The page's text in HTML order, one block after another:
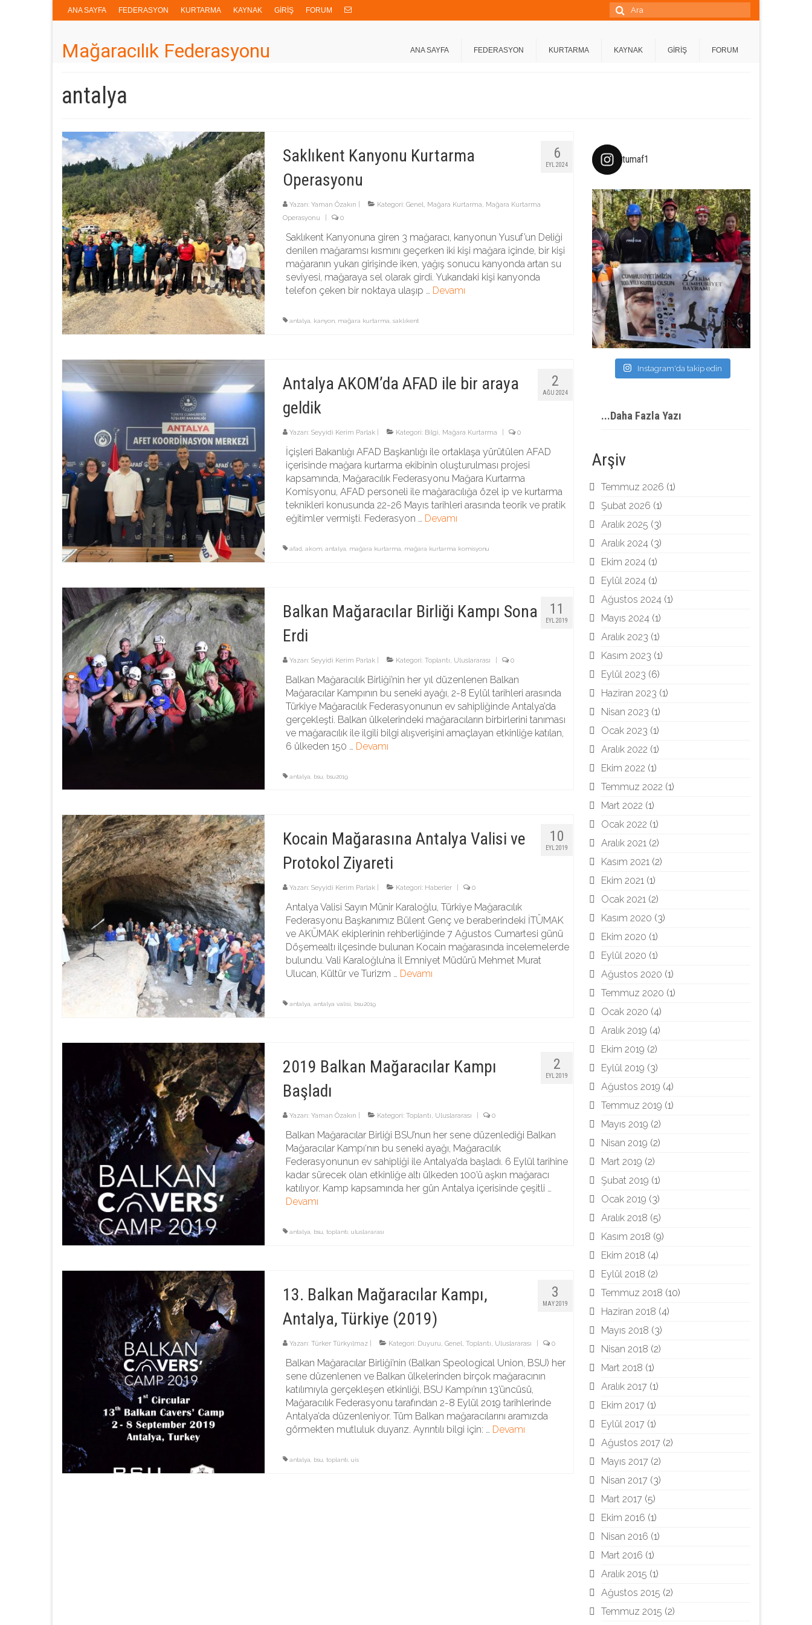
ANA SAYFA FEDERASYON KURTARMA KAYNAK GİRİŞ FORUM
Şunu
ara:
Mağaracılık Federasyonu ANA SAYFA FEDERASYON KURTARMA KAYNAK GİRİŞ FORUM
antalya
6
EYL 2024
Saklıkent Kanyonu Kurtarma
Operasyonu
Yazarı: Yaman Özakın Kategori: Genel, Mağara Kurtarma, Mağara Kurtarma
Operasyonu
0
Saklıkent Kanyonuna giren 3 mağaracı, kanyonun Yusuf’un Deliği
denilen mağaramsı kısmını geçerken iki kişi mağara içinde, bir kişi
mağaranın yukarı girişinde iken, yağış sonucu kanyonda artan su
seviyesi, mağaraya sel olarak girdi. Yukarıdaki kişi kanyonda
telefon çeken bir noktaya ulaşıp … Devamı
antalya kanyon, mağara kurtarma saklıkent
2
AĞU 2024
Antalya AKOM’da AFAD ile bir araya
geldik
Yazarı: Seyyidi Kerim Parlak| Kategori: Bilgi, Mağara Kurtarma 0
İçişleri Bakanlığı AFAD Başkanlığı ile ortaklaşa yürütülen AFAD
içerisinde mağara kurtarma ekibinin oluşturulması projesi
kapsamında, Mağaracılık Federasyonu Mağara Kurtarma
Komisyonu, AFAD personeli ile mağaracılığa özel ip ve kurtarma
teknikleri konusunda 22-26 Mayıs tarihleri arasında teorik ve pratik
eğitimler vermişti. Federasyon … Devamı
afad akom, antalya mağara kurtarma mağara kurtarma komisyonu
11
EYL 2019
Balkan Mağaracılar Birliği Kampı Sona
Erdi
Yazarı: Seyyidi Kerim Parlak| Kategori: Toplantı Uluslararası 0
Balkan Mağaracılık Birliği’nin her yıl düzenlenen Balkan
Mağaracılar Kampının bu seneki ayağı, 2-8 Eylül tarihleri arasında
Türkiye Mağaracılık Federasyonunun ev sahipliğinde Antalya’da
gerçekleşti. Balkan ülkelerindeki mağaracıların birbirlerini tanıması
ve mağaracılık ile ilgili bilgi alışverişini amaçlayan etkinliğe katılan,
6 ülkeden 150 … Devamı
antalya bsu bsu2019
10
EYL 2019
Kocain Mağarasına Antalya Valisi ve
Protokol Ziyareti
Yazarı: Seyyidi Kerim Parlak| Kategori: Haberler 0
Antalya Valisi Sayın Münir Karaloğlu, Türkiye Mağaracılık
Federasyonu Başkanımız Bülent Genç ve beraberindeki İTÜMAK
ve AKÜMAK ekiplerinin rehberliğinde 7 Ağustos Cumartesi günü
Döşemealtı ilçesinde bulunan Kocain mağarasında incelemelerde
bulundu. Vali Karaloğlu’na İl Emniyet Müdürü Mehmet Murat
Ulucan, Kültür ve Turizm … Devamı
antalya, antalya valisi, bsu2019
2
EYL 2019
2019 Balkan Mağaracılar Kampı
Başladı
Yazarı: Yaman Özakın Kategori: Toplantı, Uluslararası 0
Balkan Mağaracılar Birliği BSU’nun her sene düzenlediği Balkan
Mağaracılar Kampı‘nın bu seneki ayağı, Mağaracılık
Federasyonunun ev sahipliği ile Antalya’da başladı. 6 Eylül tarihine
kadar sürecek olan etkinliğe altı ülkeden 100’ü aşkın mağaracı
katılıyor. Kamp kapsamında her gün Antalya içerisinde çeşitli …
Devamı
antalya bsu toplantı uluslararası
3
MAY 2019
13. Balkan Mağaracılar Kampı,
Antalya, Türkiye (2019)
Yazarı: Türker Türkyılmaz| Kategori: Duyuru, Genel, Toplantı, Uluslararası 0
Balkan Mağaracılar Birliği’nin (Balkan Speological Union, BSU) her
sene düzenlenen ve Balkan ülkelerinden birçok mağaracının
katılımıyla gerçekleşen etkinliği, BSU Kampı’nın 13’üncüsü,
Mağaracılık Federasyonu tarafından 2-8 Eylül 2019 tarihlerinde
Antalya’da düzenleniyor. Tüm Balkan mağaracılarını aramızda
görmekten mutluluk duyarız. Ayrıntılı bilgi için: … Devamı
antalya bsu toplantı uis
tumaf1
Instagram'da takip edin
...Daha Fazla Yazı
Arşiv
Temmuz 2026 (1)
Şubat 2026 (1)
Aralık 2025 (3)
Aralık 2024(3)
Ekim 2024(1)
Eylül 2024(1)
Ağustos 2024(1)
Mayıs 2024(1)
Aralık 2023 (1)
Kasım 2023 (1)
Eylül 2023 (6)
Haziran 2023 (1)
Nisan 2023 (1)
Ocak 2023 (1)
Aralık 2022 (1)
Ekim 2022 (1)
Temmuz 2022 (1)
Mart 2022 (1)
Ocak 2022 (1)
Aralık 2021 (2)
Kasım 2021 (2)
Ekim 2021 (1)
Ocak 2021 (2)
Kasım 2020 (3)
Ekim 2020 (1)
Eylül 2020 (1)
Ağustos 2020 (1)
Temmuz 2020 (1)
Ocak 2020 (4)
Aralık 2019 (4)
Ekim 2019 (2)
Eylül 2019 (3)
Ağustos 2019 (4)
Temmuz 2019 (1)
Mayıs 2019 (2)
Nisan 2019 (2)
Mart 2019 (2)
Şubat 2019 (1)
Ocak 2019 (3)
Aralık 2018 (5)
Kasım 2018 (9)
Ekim 2018 (4)
Eylül 2018 (2)
Temmuz 2018 (10)
Haziran 2018 (4)
Mayıs 2018 (3)
Nisan 2018 (2)
Mart 2018 (1)
Aralık 2017 (1)
Ekim 2017 (1)
Eylül 2017 (1)
Ağustos 2017 (2)
Mayıs 2017 (2)
Nisan 2017 (3)
Mart 2017 (5)
Ekim 2016 (1)
Nisan 2016 (1)
Mart 2016 (1)
Aralık 2015 (1)
Ağustos 2015 (2)
Temmuz 2015 (2)